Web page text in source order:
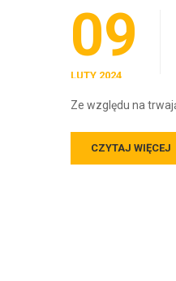
09
LUTY 2024
Ze względu na
CZYTAJ WIĘCEJ